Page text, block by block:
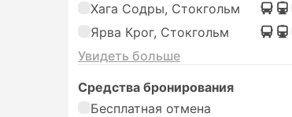
Хага Содры, Стокгольм
Ярва Крог, Стокгольм
Увидеть больше
Средства бронирования
Бесплатная отмена